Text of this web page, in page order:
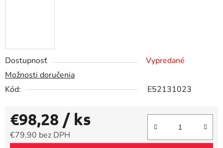
Dostupnosť
Vypredané
Možnosti doručenia
Kód:
E52131023
€98,28 / ks
€79,90 bez DPH